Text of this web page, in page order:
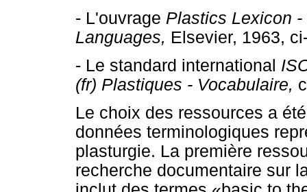
- L'ouvrage Plastics Lexicon
Languages, Elsevier, 1963,
- Le standard international
(fr) Plastiques - Vocabulaire,
Le choix des ressources a
données terminologiques
plasturgie. La première
recherche documentaire sur